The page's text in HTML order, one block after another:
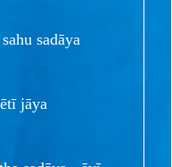
sadāya
jāya